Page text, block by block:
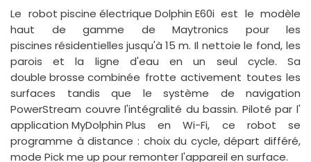
Le robot piscine électrique Dolphin E60i est le modèle
haut de gamme de Maytronics pour les
piscines résidentielles jusqu'à 15 m. Il nettoie le fond, les
parois et la ligne d'eau en un seul cycle. Sa
double brosse combinée frotte activement toutes les
surfaces tandis que le système de navigation
PowerStream couvre l'intégralité du bassin. Piloté par l'
application MyDolphin Plus en Wi-Fi, ce robot se
programme à distance : choix du cycle, départ différé,
mode Pick me up pour remonter l'appareil en surface.